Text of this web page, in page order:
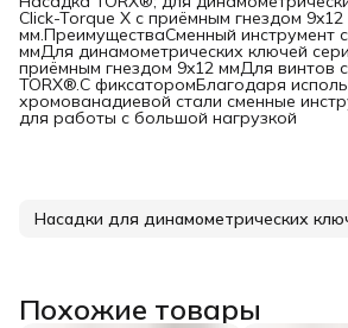
Click-Torque X с приёмным гнездом 9x12
мм.ПреимуществаСменный инструмент
ммДля динамометрических ключей
приёмным гнездом 9x12 ммДля винтов
TORX®.С фиксаторомБлагодаря
хромованадиевой стали сменные
для работы с большой нагрузкой
Насадки для динамометрических
Похожие товары